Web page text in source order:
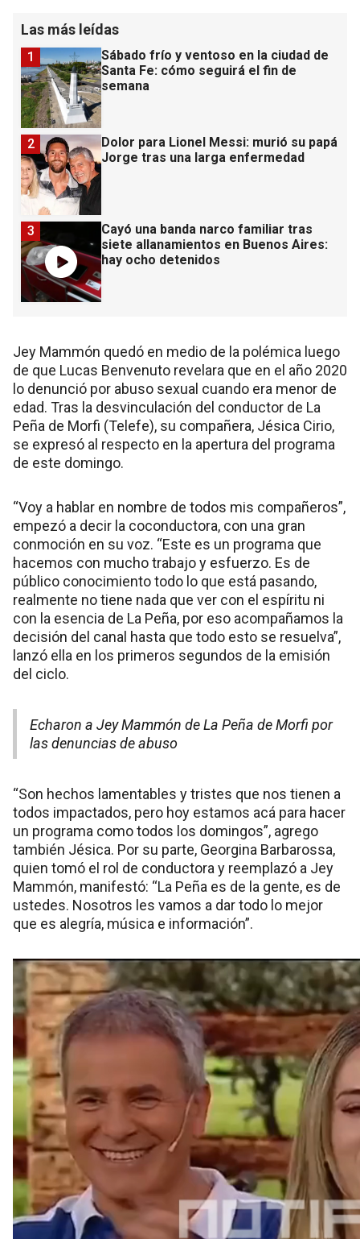
Las más leídas
Sábado frío y ventoso en la ciudad de
Santa Fe: cómo seguirá el fin de
semana
1
Dolor para Lionel Messi: murió su papá
Jorge tras una larga enfermedad
2
Cayó una banda narco familiar tras
siete allanamientos en Buenos Aires:
hay ocho detenidos
3
Jey Mammón quedó en medio de la polémica luego
de que Lucas Benvenuto revelara que en el año 2020
lo denunció por abuso sexual cuando era menor de
edad. Tras la desvinculación del conductor de La
Peña de Morfi (Telefe), su compañera, Jésica Cirio,
se expresó al respecto en la apertura del programa
de este domingo.
“Voy a hablar en nombre de todos mis compañeros”,
empezó a decir la coconductora, con una gran
conmoción en su voz. “Este es un programa que
hacemos con mucho trabajo y esfuerzo. Es de
público conocimiento todo lo que está pasando,
realmente no tiene nada que ver con el espíritu ni
con la esencia de La Peña, por eso acompañamos la
decisión del canal hasta que todo esto se resuelva”,
lanzó ella en los primeros segundos de la emisión
del ciclo.
Echaron a Jey Mammón de La Peña de Morfi por
las denuncias de abuso
“Son hechos lamentables y tristes que nos tienen a
todos impactados, pero hoy estamos acá para hacer
un programa como todos los domingos”, agrego
también Jésica. Por su parte, Georgina Barbarossa,
quien tomó el rol de conductora y reemplazó a Jey
Mammón, manifestó: “La Peña es de la gente, es de
ustedes. Nosotros les vamos a dar todo lo mejor
que es alegría, música e información”.